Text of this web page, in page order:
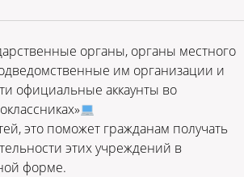
органы, органы местного
им организации и
официальные аккаунты во
это поможет гражданам получать
этих учреждений в
форме.